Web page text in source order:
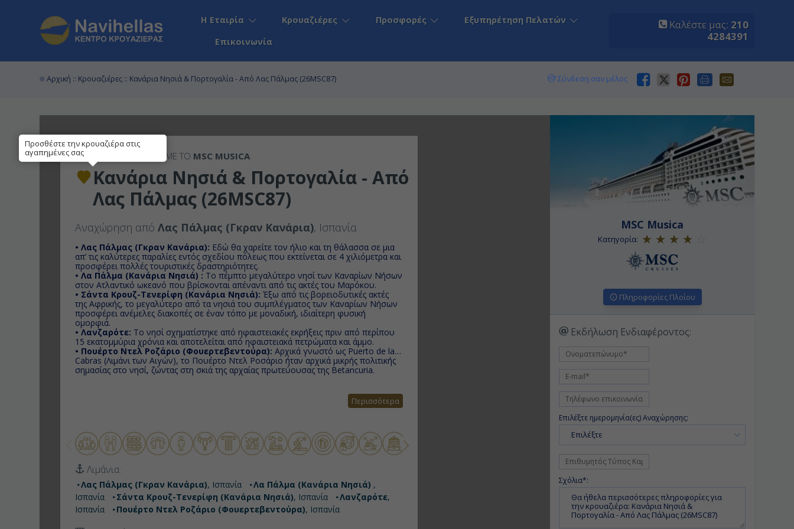
Η Εταιρία Κρουαζιέρες Προσφορές
Εξυπηρέτηση Πελατών
Επικοινωνία
Καλέστε μας: 210
4284391
Αρχική :: Κρουαζιέρες :: Κανάρια Νησιά & Πορτογαλία - Από Λας Πάλμας (26MSC87) Σύνδεση σαν μέλος
7ΉΜΕΡΗ ΚΡΟΥΑΖΙΕΡΑ ΜΕ ΤΟ MSC MUSICA
Κανάρια Νησιά & Πορτογαλία - Από
Λας Πάλμας (26MSC87)
Αναχώρηση απόΛας Πάλμας (Γκραν Κανάρια), Ισπανία
• Λας Πάλμας (Γκραν Κανάρια): Εδώ θα χαρείτε τον ήλιο και τη θάλασσα σε μια
απ’ τις καλύτερες παραλίες εντός σχεδίου πόλεως που εκτείνεται σε 4 χιλιόμετρα και
προσφέρει πολλές τουριστικές δραστηριότητες.
• Λα Πάλμα (Κανάρια Νησιά) : Το πέμπτο μεγαλύτερο νησί των Καναρίων Νήσων
στον Ατλαντικό ωκεανό που βρίσκονται απέναντι από τις ακτές του Μαρόκου.
• Σάντα Κρουζ-Τενερίφη (Κανάρια Νησιά): Έξω από τις βορειοδυτικές ακτές
της Αφρικής, το μεγαλύτερο από τα νησιά του συμπλέγματος των Καναρίων Νήσων
προσφέρει ανέμελες διακοπές σε έναν τόπο με μοναδική, ιδιαίτερη φυσική
ομορφιά.
• Λανζαρότε: Το νησί σχηματίστηκε από ηφαιστειακές εκρήξεις πριν από περίπου
15 εκατομμύρια χρόνια και αποτελείται από ηφαιστειακά πετρώματα και άμμο.
• Πουέρτο Ντελ Ροζάριο (Φουερτεβεντούρα): Αρχικά γνωστό ως Puerto de las
Cabras (Λιμάνι των Αιγών), το Πουέρτο Ντελ Ροσάριο ήταν αρχικά μικρής πολιτικής
σημασίας στο νησί, ζώντας στη σκιά της αρχαίας πρωτεύουσας της Betancuria.
Περισσότερα
Λιμάνια:
Λας Πάλμας (Γκραν Κανάρια), Ισπανία Λα Πάλμα (Κανάρια Νησιά) ,
Ισπανία
Σάντα Κρουζ-Τενερίφη (Κανάρια Νησιά), Ισπανία Λανζαρότε,
Ισπανία
Πουέρτο Ντελ Ροζάριο (Φουερτεβεντούρα), Ισπανία
MSC Musica
Κατηγορία:
Πληροφορίες Πλοίου
Εκδήλωση Ενδιαφέροντος:
Επιλέξτε ημερομηνία(ες) Αναχώρησης:
Επιλέξτε
Σχόλια*:
Προσθέστε την κρουαζιέρα στις
αγαπημένες σας